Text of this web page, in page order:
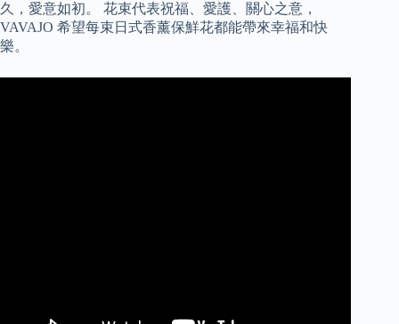
久，愛意如初。 花束代表祝福、愛護、關心之意，
VAVAJO 希望每束日式香薰保鮮花都能帶來幸福和快
樂。